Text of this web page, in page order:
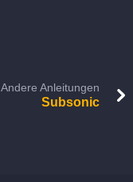
Andere Anleitungen
Subsonic